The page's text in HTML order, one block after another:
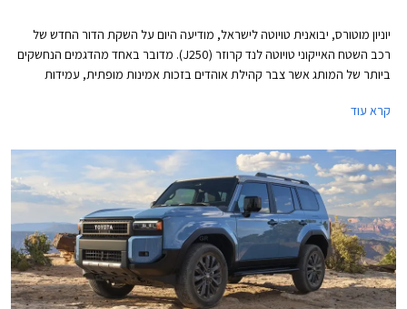
יוניון מוטורס, יבואנית טויוטה לישראל, מודיעה היום על השקת הדור החדש של
רכב השטח האייקוני טויוטה לנד קרוזר (J250). מדובר באחד מהדגמים הנחשקים
ביותר של המותג אשר צבר קהילת אוהדים בזכות אמינות מופתית, עמידות
קרא עוד